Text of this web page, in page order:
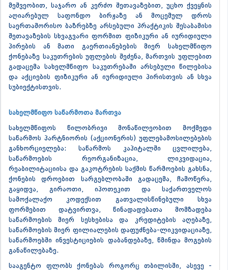
მეშვეობით, საჯარო ან კერძო შეთავაზებით, უცხო ქვეყნის
აღიარებულ საფონდო ბირჟაზე ან მოცემულ დროს
საერთაშორისო ბაზრებზე არსებული პრაქტიკის შესაბამისი
შეთავაზების სხვაგვარი ფორმით ფიზიკური ან იურიდიული
პირების ან მათი გაერთიანებების მიერ სახელმწიფო
ქონებაზე საკუთრების უფლების შეძენა, მართვის უფლებით
გადაცემა სახელმწიფო საკუთრებაში არსებული წილებისა
და აქციების ფიზიკური ან იურიდიული პირისთვის ან სხვა
სუბიექტისთვის.
სახელმწიფო საწარმოთა მართვა
სახელმწიფოს წილობრივი მონაწილეობით მოქმედი
საწარმოს პარტნიორის (აქციონერის) უფლებამოსილებების
განხორციელება: საწარმოს კაპიტალში ცვლილება,
საწარმოების რეორგანიზაცია, ლიკვიდაცია,
რეაბილიტაციისა და გაკოტრების საქმის წარმოების გახსნა,
ქონების დროებით სარგებლობაში გადაცემა, ჩამოწერა,
გაყიდვა, გირაოთი, იპოთეკით და საქართველოს
სამოქალაქო კოდექსით გათვალისწინებული სხვა
ფორმებით დატვირთვა, წინადადებათა მომზადება
საწარმოების მიერ სესხებისა და კრედიტების აღებაზე,
საწარმოების მიერ ფილიალების დაფუძნება-ლიკვიდაციაზე,
საწარმოებში ინვესტიციების დაბანდებაზე, წმინდა მოგების
განაწილებაზე.
სააგენტო ფლობს ქონებას როგორც თბილისში, ასევე -